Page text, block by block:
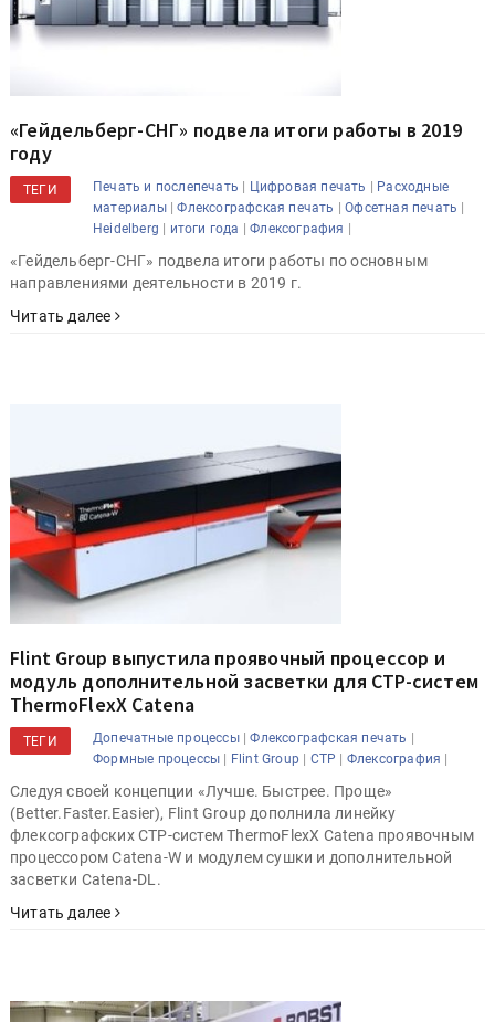
«Гейдельберг-СНГ» подвела итоги работы в 2019
году
ТЕГИ Печать и послепечать | Цифровая печать | Расходные
материалы|Флексографская печать |Офсетная печать |
Heidelberg | итоги года |Флексография |
«Гейдельберг-СНГ» подвела итоги работы по основным
направлениями деятельности в 2019 г.
Читать далее
Flint Group выпустила проявочный процессор и
модуль дополнительной засветки для CTP-систем
ThermoFlexX Catena
ТЕГИ Допечатные процессы|Флексографская печать |
Формные процессы | Flint Group | CTP | Флексография |
Следуя своей концепции «Лучше. Быстрее. Проще»
(Better.Faster.Easier), Flint Group дополнила линейку
флексографских CTP-систем ThermoFlexX Catena проявочным
процессором Catena-W и модулем сушки и дополнительной
засветки Catena-DL.
Читать далее